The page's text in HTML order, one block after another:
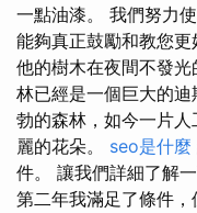
一點油漆。 我們努力
能夠真正鼓勵和教您
他的樹木在夜間不發
林已經是一個巨大的
勃的森林，如今一片
麗的花朵。 seo是什麼
件。 讓我們詳細了解
第二年我滿足了條件